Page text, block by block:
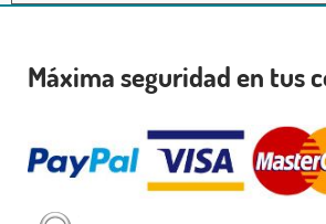
Máxima seguridad en tus